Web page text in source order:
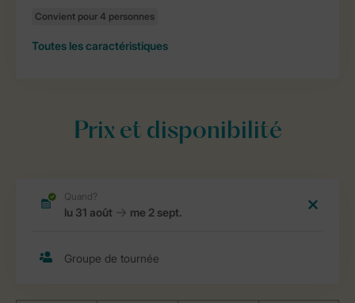
Toutes les caractéristiques
Prix et disponibilité